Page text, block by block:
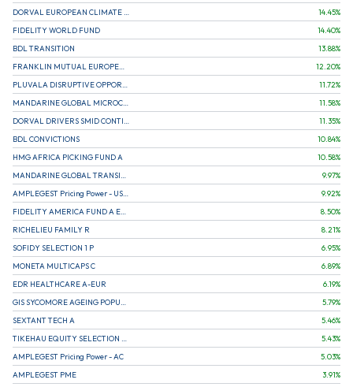
14.45%
FIDELITY WORLD FUND
14.40%
BDL TRANSITION
13.88%
12.20%
11.72%
11.58%
11.35%
BDL CONVICTIONS
10.84%
HMG AFRICA PICKING FUND A
10.58%
9.97%
9.92%
8.50%
RICHELIEU FAMILY R
8.21%
SOFIDY SELECTION 1 P
6.95%
MONETA MULTICAPS C
6.89%
EDR HEALTHCARE A-EUR
6.19%
5.79%
SEXTANT TECH A
5.46%
5.43%
AMPLEGEST Pricing Power - AC
5.03%
AMPLEGEST PME
3.91%